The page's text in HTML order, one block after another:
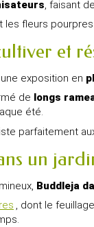
, faisant
les fleurs
et
exposition en
de longs
été.
parfaitement
un
Buddleja
, dont le